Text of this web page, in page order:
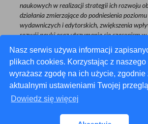
Nasz serwis używa informacji
plikach cookies. Korzystając z naszego
wyrażasz zgodę na ich użycie, zgodnie
aktualnymi ustawieniami Twojej
Dowiedz się więcej
naukowych w realizacji strategii ich rozwoju
działania zmierzające do podniesienia
wydawniczych i edytorskich, zwiększenia
rozwój nauki oraz utrzymania się czasopism w